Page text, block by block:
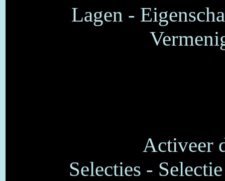
Lagen -
Activeer
Selecties -